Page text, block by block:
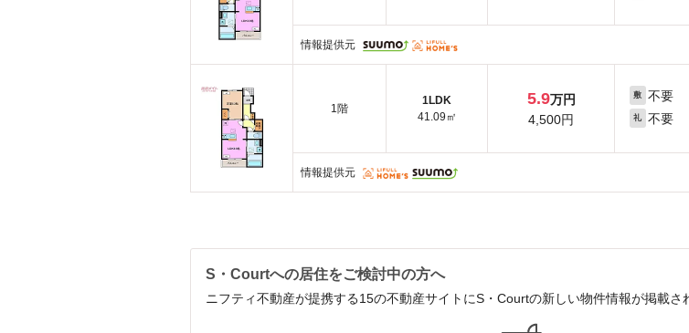
情報提供元
1階
1LDK
41.09㎡
5.9万円
4,500円
敷 不要
礼 不要
情報提供元
S・Courtへの居住をご検討中の方へ
ニフティ不動産が提携する15の不動産サイトにS・Courtの新しい物件情報が掲載さ